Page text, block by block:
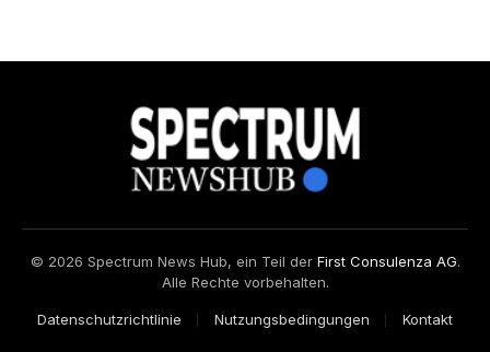
© 2026 Spectrum News Hub, ein Teil der First Consulenza AG.
Alle Rechte vorbehalten.
Datenschutzrichtlinie Nutzungsbedingungen Kontakt